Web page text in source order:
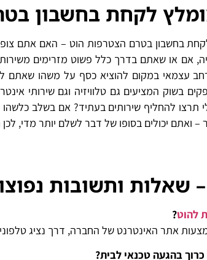
לקחת בחשבון
בחשבון בטרם הצטרפות הוט – האם אתם
עצמאי במקום להוציא כסף על משהו שאתם
בשוק המציעים גם טלוויזיה וגם שירותי
להחליף שירותים בעתיד? אם בשלב כלשהו
– ואתם יכולים בסופו של דבר לשלם יותר מדי,
שאלות ותשובות
להוט?
אתר האינטרנט של החברה, דרך נציג טלפוני
בהגעה טכנאי לבית?